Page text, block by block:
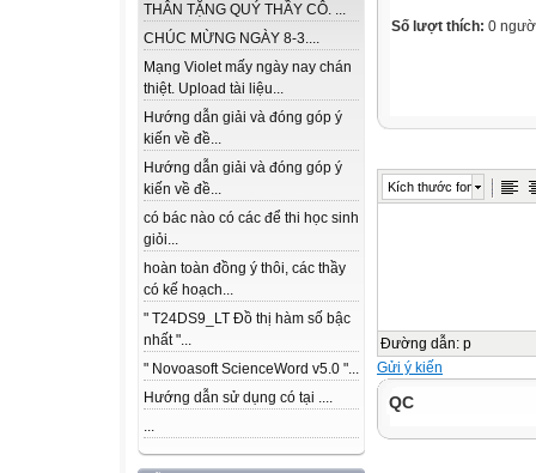
THÂN TẶNG QUÝ THẦY CÔ. ...
CHÚC MỪNG NGÀY 8-3....
Mạng Violet mấy ngày nay chán
thiệt. Upload tài liệu...
Hướng dẫn giải và đóng góp ý
kiến về đề...
Hướng dẫn giải và đóng góp ý
kiến về đề...
có bác nào có các để thi học sinh
giỏi...
hoàn toàn đồng ý thôi, các thầy
có kế hoạch...
" T24DS9_LT Đồ thị hàm số bậc
nhất "...
" Novoasoft ScienceWord v5.0 "...
Hướng dẫn sử dụng có tại ....
...
Số lượt thích: 0
Kích thước font
Đường dẫn: p
Gửi ý kiến
QC